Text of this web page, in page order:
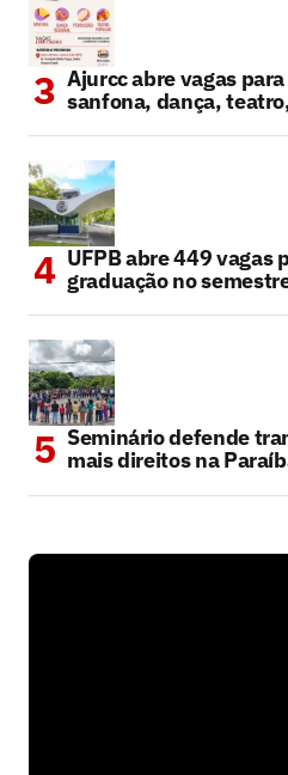
Ajurcc abre vagas
sanfona, dança,
UFPB abre 449 vagas
graduação no
Seminário defende
mais direitos na